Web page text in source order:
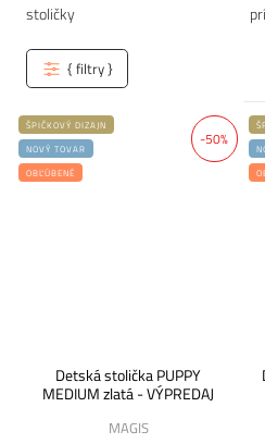
stoličky
{ filtry }
-50%
ŠPIČKOVÝ DIZAJN
NOVÝ TOVAR
OBĽÚBENÉ
Detská stolička PUPPY
MEDIUM zlatá - VÝPREDAJ
MAGIS